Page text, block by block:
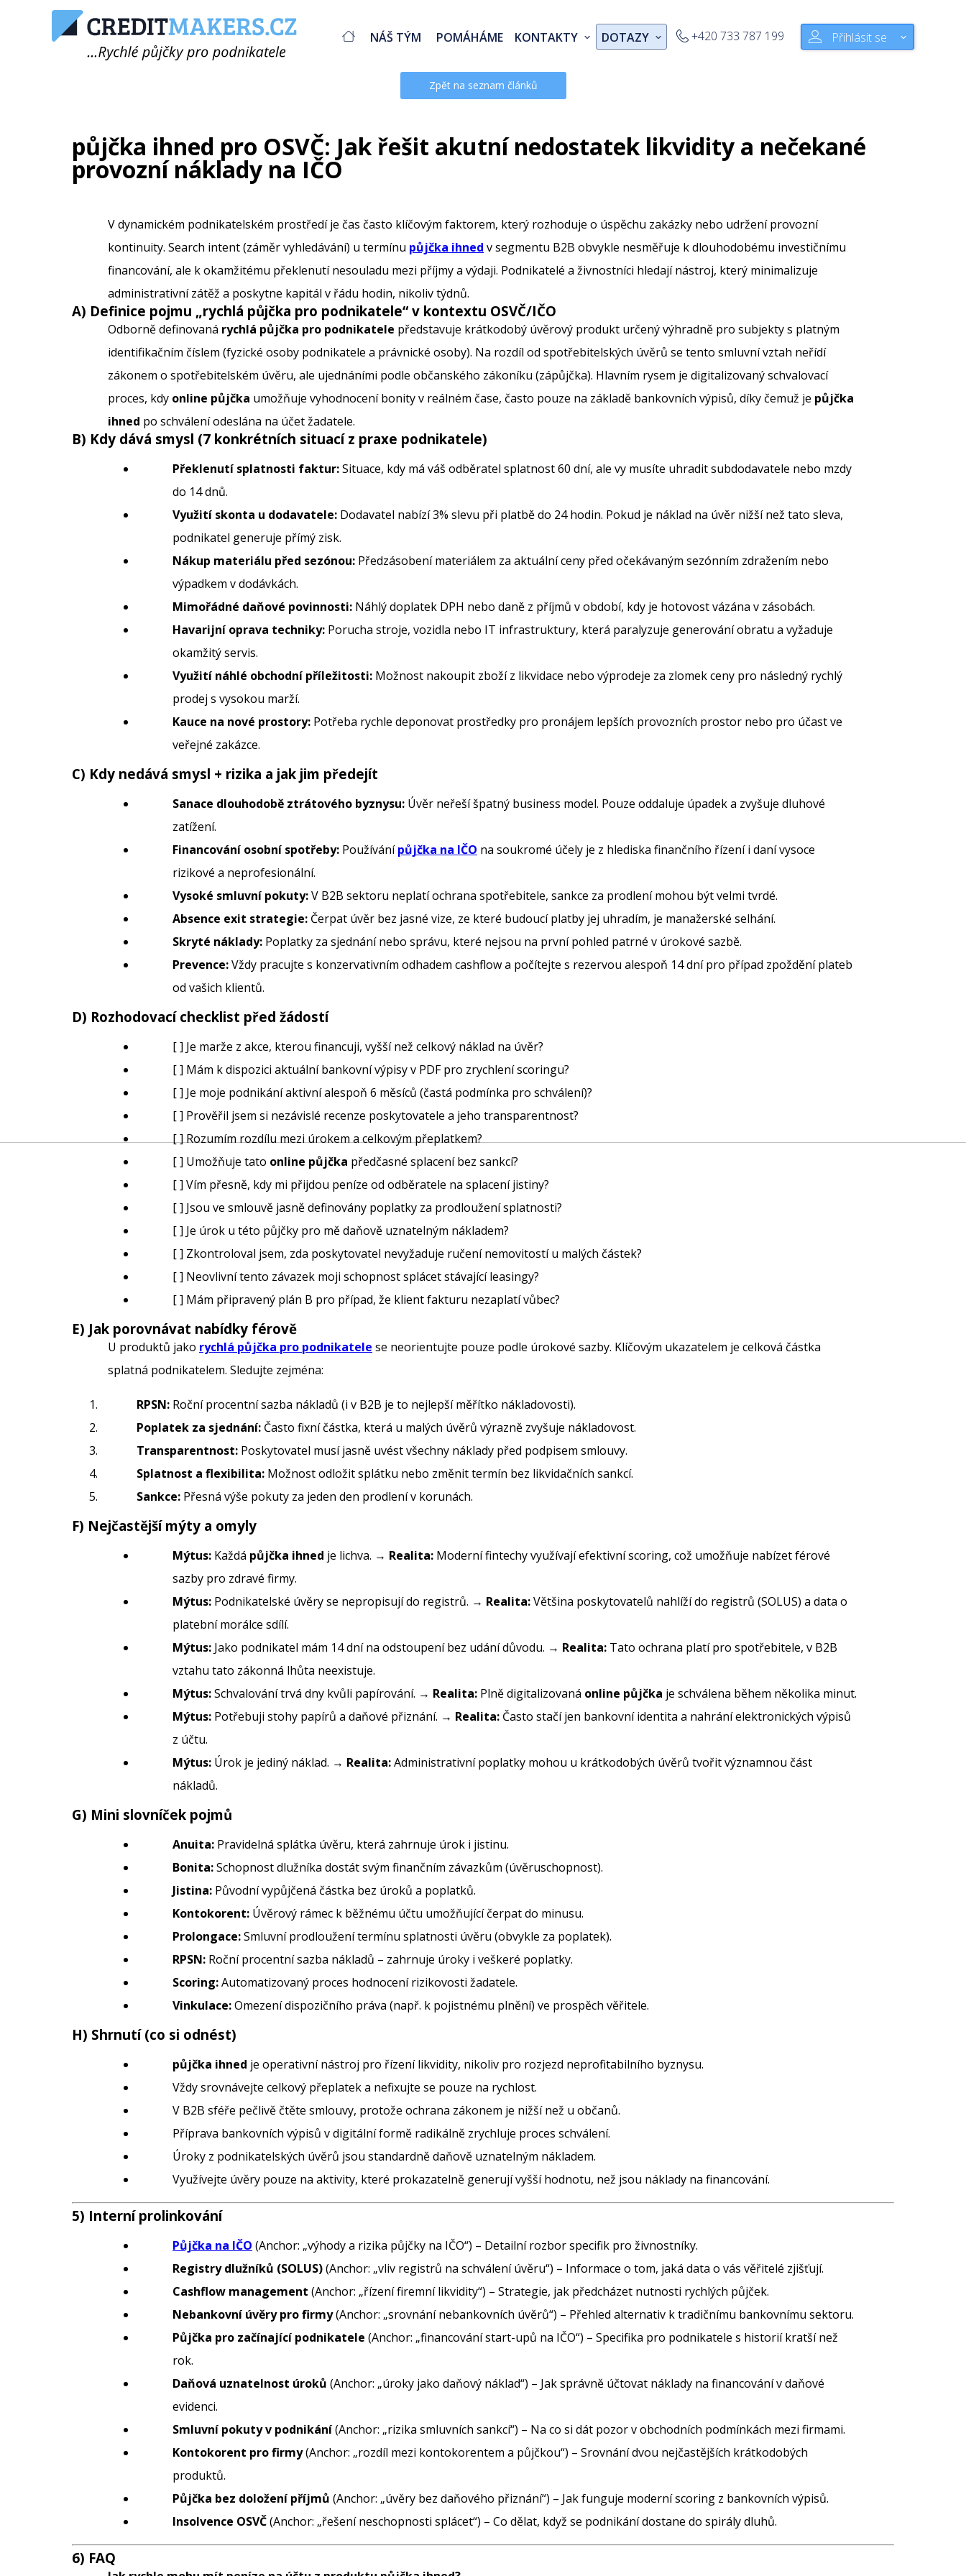
NÁŠ TÝM POMÁHÁME KONTAKTY DOTAZY +420 733 787 199 Přihlásit se
Zpět na seznam článků
půjčka ihned pro OSVČ: Jak řešit akutní nedostatek likvidity a nečekané
provozní náklady na IČO
V dynamickém podnikatelském prostředí je čas často klíčovým faktorem, který rozhoduje o úspěchu zakázky nebo udržení provozní
kontinuity. Search intent (záměr vyhledávání) u termínu půjčka ihned v segmentu B2B obvykle nesměřuje k dlouhodobému investičnímu
financování, ale k okamžitému překlenutí nesouladu mezi příjmy a výdaji. Podnikatelé a živnostníci hledají nástroj, který minimalizuje
administrativní zátěž a poskytne kapitál v řádu hodin, nikoliv týdnů.
A) Definice pojmu „rychlá půjčka pro podnikatele“ v kontextu OSVČ/IČO
Odborně definovaná rychlá půjčka pro podnikatele představuje krátkodobý úvěrový produkt určený výhradně pro subjekty s platným
identifikačním číslem (fyzické osoby podnikatele a právnické osoby). Na rozdíl od spotřebitelských úvěrů se tento smluvní vztah neřídí
zákonem o spotřebitelském úvěru, ale ujednáními podle občanského zákoníku (zápůjčka). Hlavním rysem je digitalizovaný schvalovací
proces, kdy online půjčka umožňuje vyhodnocení bonity v reálném čase, často pouze na základě bankovních výpisů, díky čemuž je půjčka
ihned po schválení odeslána na účet žadatele.
B) Kdy dává smysl (7 konkrétních situací z praxe podnikatele)
Překlenutí splatnosti faktur:Situace, kdy má váš odběratel splatnost 60 dní, ale vy musíte uhradit subdodavatele nebo mzdy
do 14 dnů.
Využití skonta u dodavatele: Dodavatel nabízí 3% slevu při platbě do 24 hodin. Pokud je náklad na úvěr nižší než tato sleva,
podnikatel generuje přímý zisk.
Nákup materiálu před sezónou: Předzásobení materiálem za aktuální ceny před očekávaným sezónním zdražením nebo
výpadkem v dodávkách.
Mimořádné daňové povinnosti: Náhlý doplatek DPH nebo daně z příjmů v období, kdy je hotovost vázána v zásobách.
Havarijní oprava techniky: Porucha stroje, vozidla nebo IT infrastruktury, která paralyzuje generování obratu a vyžaduje
okamžitý servis.
Využití náhlé obchodní příležitosti: Možnost nakoupit zboží z likvidace nebo výprodeje za zlomek ceny pro následný rychlý
prodej s vysokou marží.
Kauce na nové prostory: Potřeba rychle deponovat prostředky pro pronájem lepších provozních prostor nebo pro účast ve
veřejné zakázce.
C) Kdy nedává smysl + rizika a jak jim předejít
Sanace dlouhodobě ztrátového byznysu: Úvěr neřeší špatný business model. Pouze oddaluje úpadek a zvyšuje dluhové
zatížení.
Financování osobní spotřeby: Používánípůjčka na IČO na soukromé účely je z hlediska finančního řízení i daní vysoce
rizikové a neprofesionální.
Vysoké smluvní pokuty:V B2B sektoru neplatí ochrana spotřebitele, sankce za prodlení mohou být velmi tvrdé.
Absence exit strategie: Čerpat úvěr bez jasné vize, ze které budoucí platby jej uhradím, je manažerské selhání.
Skryté náklady: Poplatky za sjednání nebo správu, které nejsou na první pohled patrné v úrokové sazbě.
Prevence:Vždy pracujte s konzervativním odhadem cashflow a počítejte s rezervou alespoň 14 dní pro případ zpoždění plateb
od vašich klientů.
D) Rozhodovací checklist před žádostí
[ ] Je marže z akce, kterou financuji, vyšší než celkový náklad na úvěr?
[ ] Mám k dispozici aktuální bankovní výpisy v PDF pro zrychlení scoringu?
[ ] Je moje podnikání aktivní alespoň 6 měsíců (častá podmínka pro schválení)?
[ ] Prověřil jsem si nezávislé recenze poskytovatele a jeho transparentnost?
[ ] Rozumím rozdílu mezi úrokem a celkovým přeplatkem?
[ ] Umožňuje tato online půjčka předčasné splacení bez sankcí?
[ ] Vím přesně, kdy mi přijdou peníze od odběratele na splacení jistiny?
[ ] Jsou ve smlouvě jasně definovány poplatky za prodloužení splatnosti?
[ ] Je úrok u této půjčky pro mě daňově uznatelným nákladem?
[ ] Zkontroloval jsem, zda poskytovatel nevyžaduje ručení nemovitostí u malých částek?
[ ] Neovlivní tento závazek moji schopnost splácet stávající leasingy?
[ ] Mám připravený plán B pro případ, že klient fakturu nezaplatí vůbec?
E) Jak porovnávat nabídky férově
U produktů jako rychlá půjčka pro podnikatele se neorientujte pouze podle úrokové sazby. Klíčovým ukazatelem je celková částka
splatná podnikatelem. Sledujte zejména:
RPSN: Roční procentní sazba nákladů (i v B2B je to nejlepší měřítko nákladovosti).
Poplatek za sjednání: Často fixní částka, která u malých úvěrů výrazně zvyšuje nákladovost.
Transparentnost: Poskytovatel musí jasně uvést všechny náklady před podpisem smlouvy.
Splatnost a flexibilita: Možnost odložit splátku nebo změnit termín bez likvidačních sankcí.
Sankce: Přesná výše pokuty za jeden den prodlení v korunách.
F) Nejčastější mýty a omyly
Mýtus: Každá půjčka ihned je lichva. → Realita: Moderní fintechy využívají efektivní scoring, což umožňuje nabízet férové
sazby pro zdravé firmy.
Mýtus: Podnikatelské úvěry se nepropisují do registrů. → Realita:Většina poskytovatelů nahlíží do registrů (SOLUS) a data o
platební morálce sdílí.
Mýtus: Jako podnikatel mám 14 dní na odstoupení bez udání důvodu. → Realita: Tato ochrana platí pro spotřebitele, v B2B
vztahu tato zákonná lhůta neexistuje.
Mýtus:Schvalování trvá dny kvůli papírování. → Realita: Plně digitalizovaná online půjčka je schválena během několika minut.
Mýtus: Potřebuji stohy papírů a daňové přiznání. → Realita: Často stačí jen bankovní identita a nahrání elektronických výpisů
z účtu.
Mýtus: Úrok je jediný náklad. → Realita:Administrativní poplatky mohou u krátkodobých úvěrů tvořit významnou část
nákladů.
G) Mini slovníček pojmů
Anuita: Pravidelná splátka úvěru, která zahrnuje úrok i jistinu.
Bonita:Schopnost dlužníka dostát svým finančním závazkům (úvěruschopnost).
Jistina: Původní vypůjčená částka bez úroků a poplatků.
Kontokorent: Úvěrový rámec k běžnému účtu umožňující čerpat do minusu.
Prolongace:Smluvní prodloužení termínu splatnosti úvěru (obvykle za poplatek).
RPSN: Roční procentní sazba nákladů – zahrnuje úroky i veškeré poplatky.
Scoring:Automatizovaný proces hodnocení rizikovosti žadatele.
Vinkulace:Omezení dispozičního práva (např. k pojistnému plnění) ve prospěch věřitele.
H) Shrnutí (co si odnést)
půjčka ihned je operativní nástroj pro řízení likvidity, nikoliv pro rozjezd neprofitabilního byznysu.
Vždy srovnávejte celkový přeplatek a nefixujte se pouze na rychlost.
V B2B sféře pečlivě čtěte smlouvy, protože ochrana zákonem je nižší než u občanů.
Příprava bankovních výpisů v digitální formě radikálně zrychluje proces schválení.
Úroky z podnikatelských úvěrů jsou standardně daňově uznatelným nákladem.
Využívejte úvěry pouze na aktivity, které prokazatelně generují vyšší hodnotu, než jsou náklady na financování.
5) Interní prolinkování
Půjčka na IČO (Anchor: „výhody a rizika půjčky na IČO“) – Detailní rozbor specifik pro živnostníky.
Registry dlužníků (SOLUS)(Anchor: „vliv registrů na schválení úvěru“) – Informace o tom, jaká data o vás věřitelé zjišťují.
Cashflow management (Anchor: „řízení firemní likvidity“) – Strategie, jak předcházet nutnosti rychlých půjček.
Nebankovní úvěry pro firmy(Anchor: „srovnání nebankovních úvěrů“) – Přehled alternativ k tradičnímu bankovnímu sektoru.
Půjčka pro začínající podnikatele (Anchor: „financování start-upů na IČO“) – Specifika pro podnikatele s historií kratší než
rok.
Daňová uznatelnost úroků (Anchor: „úroky jako daňový náklad“) – Jak správně účtovat náklady na financování v daňové
evidenci.
Smluvní pokuty v podnikání(Anchor: „rizika smluvních sankcí“) – Na co si dát pozor v obchodních podmínkách mezi firmami.
Kontokorent pro firmy(Anchor: „rozdíl mezi kontokorentem a půjčkou“) – Srovnání dvou nejčastějších krátkodobých
produktů.
Půjčka bez doložení příjmů (Anchor: „úvěry bez daňového přiznání“) – Jak funguje moderní scoring z bankovních výpisů.
Insolvence OSVČ(Anchor: „řešení neschopnosti splácet“) – Co dělat, když se podnikání dostane do spirály dluhů.
6) FAQ